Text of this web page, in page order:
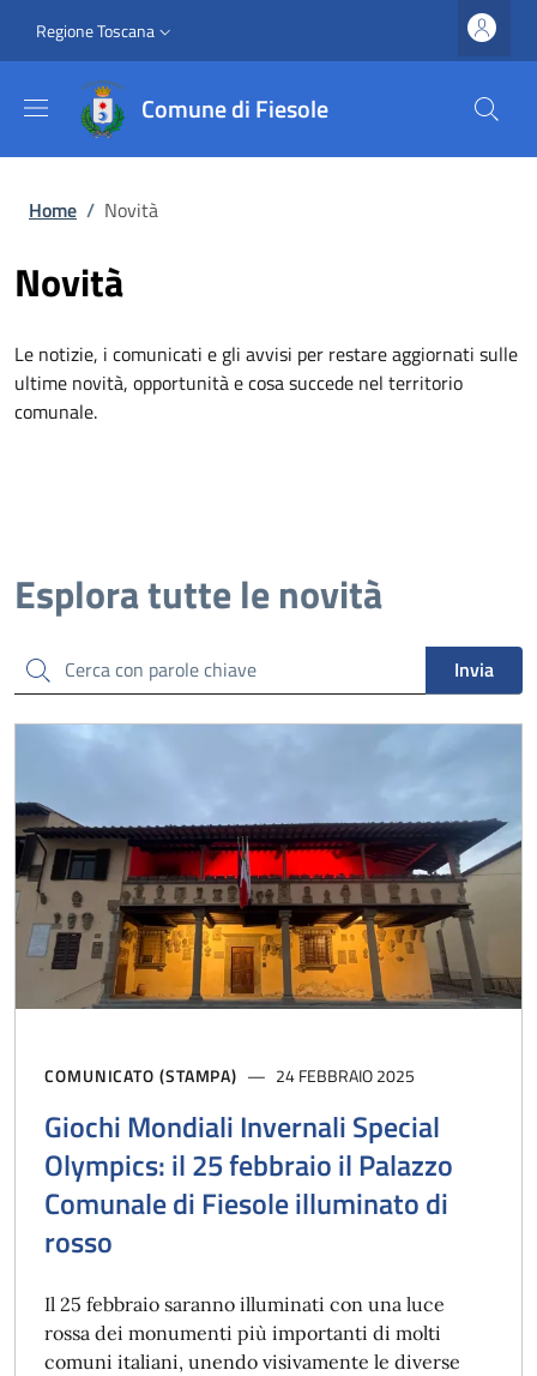
Slim top
Regione Toscana
Comune di Fiesole
Briciole di pane
Home / Novità
Novità
Le notizie, i comunicati e gli avvisi per restare aggiornati sulle
ultime novità, opportunità e cosa succede nel territorio
comunale.
Esplora tutte le novità
Cerca Invia
COMUNICATO (STAMPA) 24 FEBBRAIO 2025
Giochi Mondiali Invernali Special
Olympics: il 25 febbraio il Palazzo
Comunale di Fiesole illuminato di
rosso
Il 25 febbraio saranno illuminati con una luce
rossa dei monumenti più importanti di molti
comuni italiani, unendo visivamente le diverse